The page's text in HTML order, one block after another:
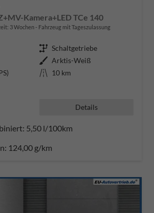
Kamera+LED TCe 140
3 Wochen Fahrzeug mit Tageszulassung
Getriebe Schaltgetriebe
Außenfarbe Arktis-Weiß
Kilometerstand 10 km
Details
5,50 l/100km
124,00 g/km